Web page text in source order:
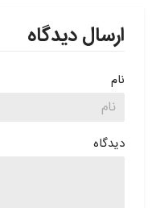
ارسال دیدگاه
نام
دیدگاه